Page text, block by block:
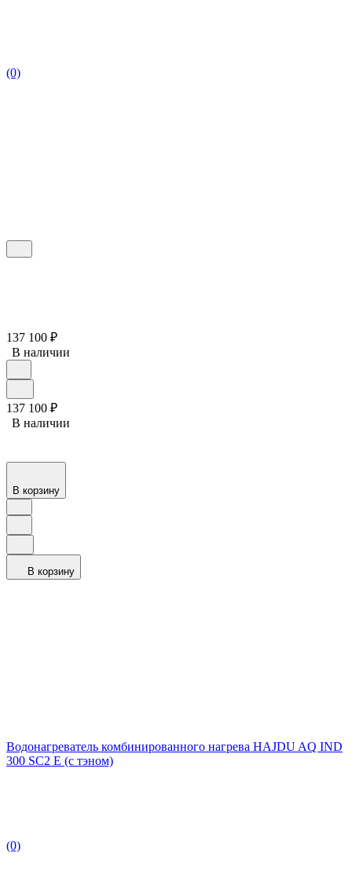
(0)
137 100 ₽
В наличии
137 100 ₽
В наличии
В корзину
В корзину
Водонагреватель комбинированного нагрева HAJDU AQ IND
300 SC2 E (c тэном)
(0)